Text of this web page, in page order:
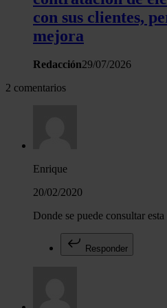
con sus clientes,
mejora
Redacción29/07/2026
2 comentarios
Enrique
20/02/2020
Donde se puede consultar
Responder